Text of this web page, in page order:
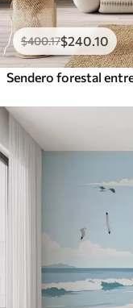
$400.17$240 .10